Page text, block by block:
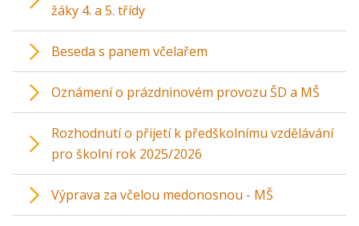
žáky 4. a 5. třídy
Beseda s panem včelařem
Oznámení o prázdninovém provozu ŠD a MŠ
Rozhodnutí o přijetí k předškolnímu vzdělávání
pro školní rok 2025/2026
Výprava za včelou medonosnou - MŠ